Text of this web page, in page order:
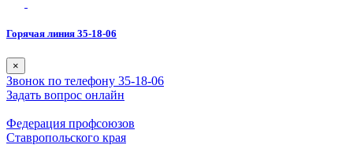
Горячая линия 35-18-06
×
Звонок по телефону 35-18-06
Задать вопрос онлайн
Федерация профсоюзов
Ставропольского края